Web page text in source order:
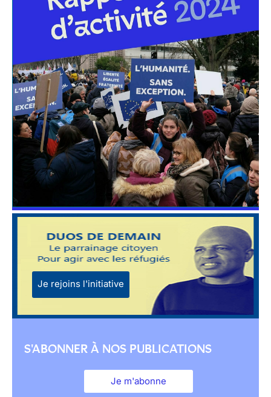
Je rejoins l'initiative
S'ABONNER À NOS PUBLICATIONS
Je m'abonne